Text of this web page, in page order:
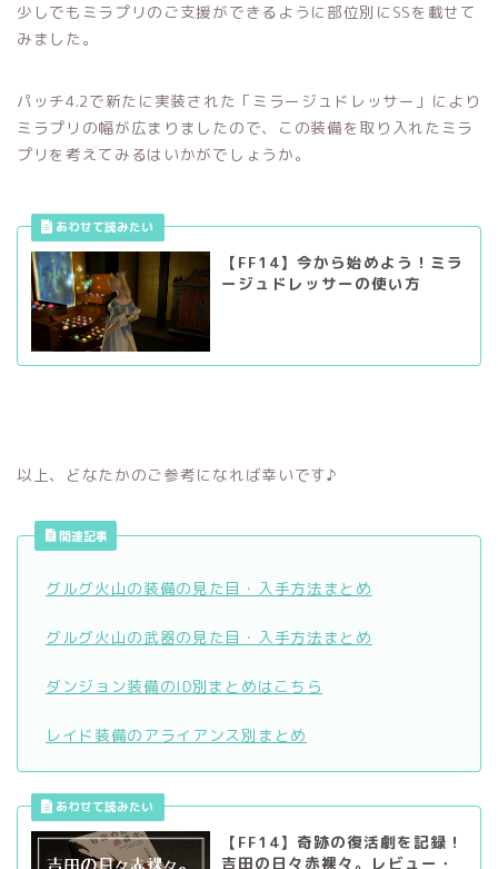
少しでもミラプリのご支援ができるように部位別にSSを載せて
みました。
パッチ4.2で新たに実装された「ミラージュドレッサー」により
ミラプリの幅が広まりましたので、この装備を取り入れたミラ
プリを考えてみるはいかがでしょうか。
【FF14】今から始めよう！ミラ
ージュドレッサーの使い方
以上、どなたかのご参考になれば幸いです♪
関連記事
グルグ火山の装備の見た目・入手方法まとめ
グルグ火山の武器の見た目・入手方法まとめ
ダンジョン装備のID別まとめはこちら
レイド装備のアライアンス別まとめ
【FF14】奇跡の復活劇を記録！
吉田の日々赤裸々。レビュー・